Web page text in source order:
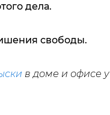
дела.
свободы.
в доме и офисе у